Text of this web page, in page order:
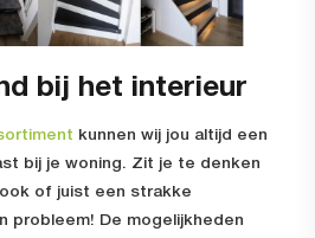
bij het interieur
kunnen wij jou altijd een
bij je woning. Zit je te denken
of juist een strakke
probleem! De mogelijkheden